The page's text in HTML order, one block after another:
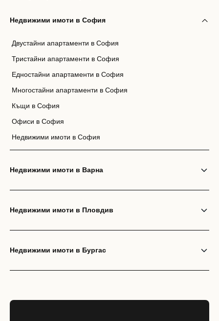
Недвижими имоти в София
Двустайни апартаменти в София
Тристайни апартаменти в София
Едностайни апартаменти в София
Многостайни апартаменти в София
Къщи в София
Офиси в София
Недвижими имоти в София
Недвижими имоти в Варна
Недвижими имоти в Пловдив
Недвижими имоти в Бургас